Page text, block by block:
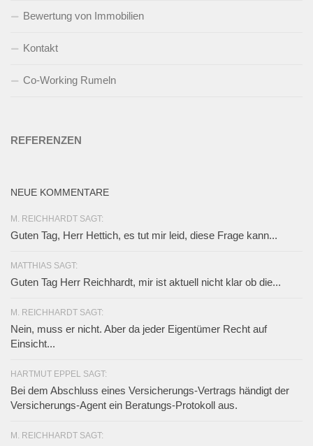
Bewertung von Immobilien
Kontakt
Co-Working Rumeln
REFERENZEN
NEUE KOMMENTARE
M. REICHHARDT SAGT:
Guten Tag, Herr Hettich, es tut mir leid, diese Frage kann...
MATTHIAS SAGT:
Guten Tag Herr Reichhardt, mir ist aktuell nicht klar ob die...
M. REICHHARDT SAGT:
Nein, muss er nicht. Aber da jeder Eigentümer Recht auf
Einsicht...
HARTMUT EPPEL SAGT:
Bei dem Abschluss eines Versicherungs-Vertrags händigt der
Versicherungs-Agent ein Beratungs-Protokoll aus.
M. REICHHARDT SAGT: